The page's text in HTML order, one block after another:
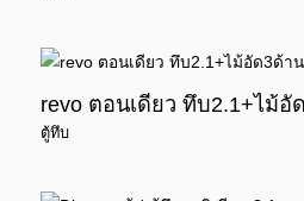
revo ตอนเดียว ทึบ2.1+ไม้อั
ตู้ทึบ